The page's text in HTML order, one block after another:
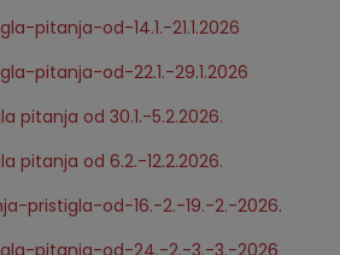
pitanja-od-14.1.-21.1.2026
pitanja-od-22.1.-29.1.2026
pitanja od 30.1.-5.2.2026.
pitanja od 6.2.-12.2.2026.
pristigla-od-16.-2.-19.-2.-2026.
pitanja-od-24.-2.-3.-3.-2026